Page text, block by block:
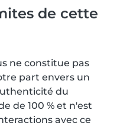
de cette
ne constitue pas
part envers un
du
de 100 % et n'est
avec ce